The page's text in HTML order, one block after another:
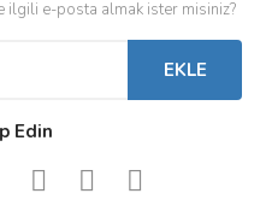
ilgili e-posta almak ister misiniz?
EKLE
Edin